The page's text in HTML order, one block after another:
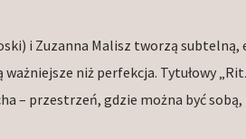
i Zuzanna Malisz tworzą
niż perfekcja. Tytułowy
– przestrzeń, gdzie można być